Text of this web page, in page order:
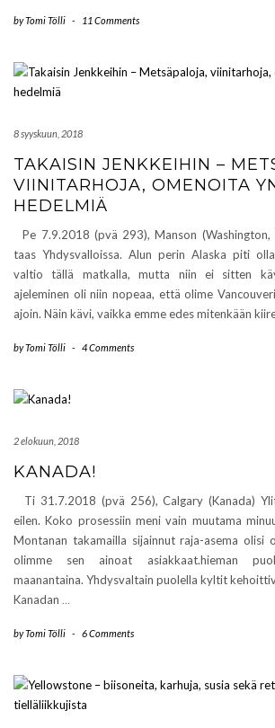
byTomi Tölli - 11 Comments
8 syyskuun, 2018
TAKAISIN JENKKEIHIN –
VIINITARHOJA, OMENOITA
HEDELMIÄ
Pe 7.9.2018 (pvä 293), Manson (Washington,
taas Yhdysvalloissa. Alun perin Alaska piti
valtio tällä matkalla, mutta niin ei sitten
ajeleminen oli niin nopeaa, että olime
ajoin. Näin kävi, vaikka emme edes mitenkään
byTomi Tölli - 4 Comments
2 elokuun, 2018
KANADA!
Ti 31.7.2018 (pvä 256), Calgary (Kanada)
eilen. Koko prosessiin meni vain muutama
Montanan takamailla sijainnut raja-asema olisi
olimme sen ainoat asiakkaat.hieman
maanantaina. Yhdysvaltain puolella kyltit
Kanadan …
byTomi Tölli - 6 Comments